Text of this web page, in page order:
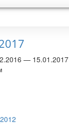
— 15.01.2017